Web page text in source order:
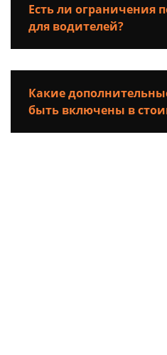
Есть ли ограничения
для водителей?
Какие
быть включены в